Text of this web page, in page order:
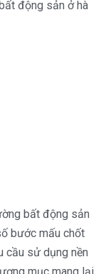
bất động sản
bước mấu chốt
cầu sử dụng nền